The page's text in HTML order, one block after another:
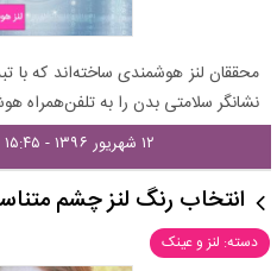
محققان لنز هوشمندی ساخته‌اند که با
نشانگر سلامتی بدن را به تلفن‌همراه
۱۲ شهریور ۱۳۹۶ - ۱۵:۴۵
انتخاب رنگ لنز چشم
دسته: لنز و عینک